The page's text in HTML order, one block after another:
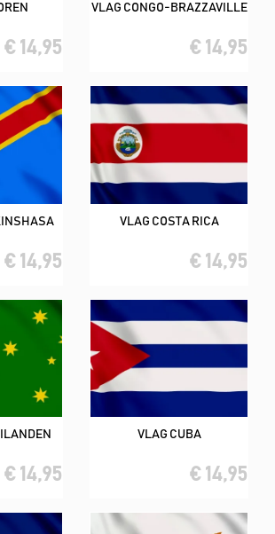
€ 14,95
VLAG CONGO-BRAZZAVILLE
€ 14,95
€ 14,95
VLAG COSTA RICA
€ 14,95
€ 14,95
VLAG CUBA
€ 14,95